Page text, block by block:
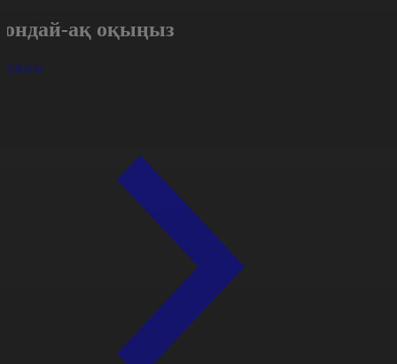
ақ оқыңыз